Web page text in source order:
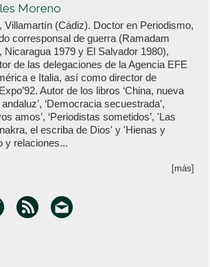
Moreno
Villamartín (Cádiz). Doctor en Periodismo,
corresponsal de guerra (Ramadam
Nicaragua 1979 y El Salvador 1980),
de las delegaciones de la Agencia EFE
e Italia, así como director de
Autor de los libros ‘China, nueva
‘Democracia secuestrada’,
amos’, ‘Periodistas sometidos’, 'Las
el escriba de Dios' y 'Hienas y
y relaciones...
[más]